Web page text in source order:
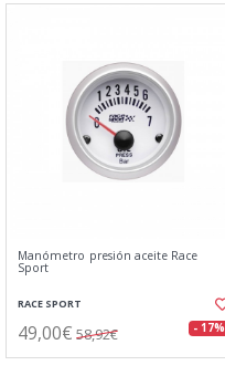
Manómetro presión aceite Race
Sport
RACE SPORT
49,00€ 58,92€ - 17%